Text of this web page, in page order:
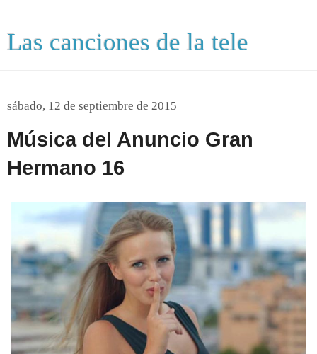
Las canciones de la tele
sábado, 12 de septiembre de 2015
Música del Anuncio Gran
Hermano 16